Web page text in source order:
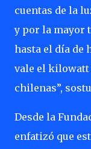
cuentas de la
y por la mayor
hasta el día de
vale el kilowatt
chilenas”,
Desde la
enfatizó que